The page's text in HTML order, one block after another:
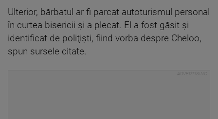
Ulterior, bărbatul ar fi parcat autoturismul personal
în curtea bisericii şi a plecat. El a fost găsit şi
identificat de poliţişti, fiind vorba despre Cheloo,
spun sursele citate.